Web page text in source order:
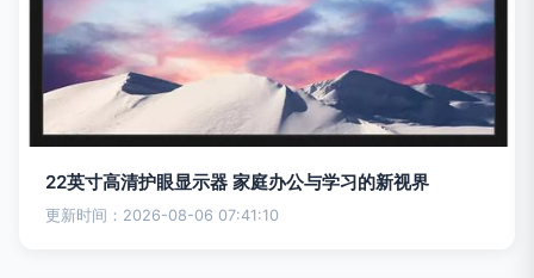
22英寸高清护眼显示器 家庭办公与学习的新视界
更新时间：2026-08-06 07:41:10